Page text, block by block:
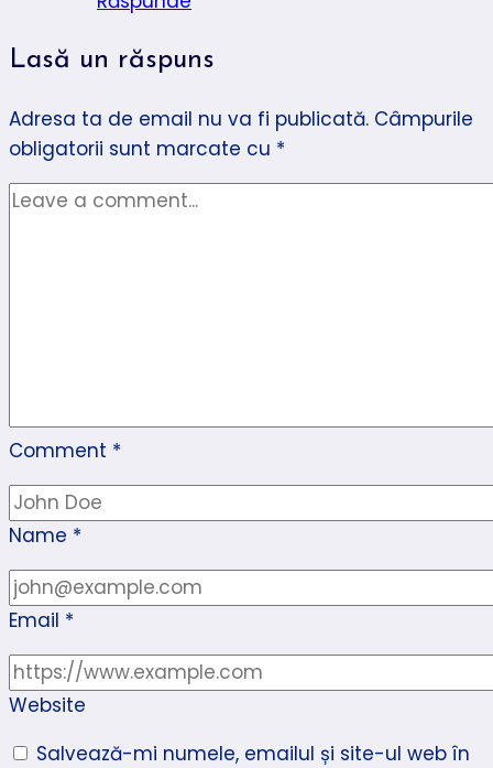
Lasă un răspuns
Adresa ta de email nu va fi publicată. Câmpurile
obligatorii sunt marcate cu *
Comment *
Name *
Email *
Website
Salvează-mi numele, emailul și site-ul web în